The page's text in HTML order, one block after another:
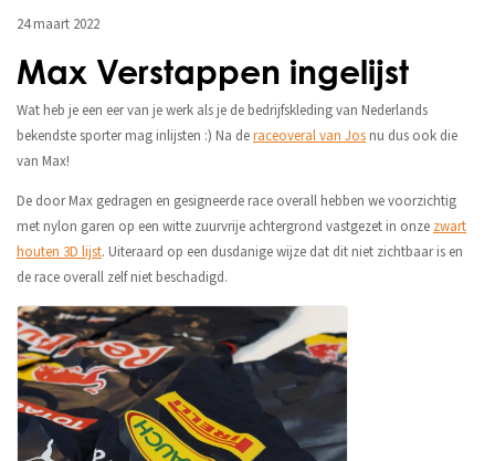
24 maart 2022
Max Verstappen ingelijst
Wat heb je een eer van je werk als je de bedrijfskleding van Nederlands
bekendste sporter mag inlijsten :) Na deraceoveral van Josnu dus ook die
van Max!
De door Max gedragen en gesigneerde race overall hebben we voorzichtig
met nylon garen op een witte zuurvrije achtergrond vastgezet in onze zwart
houten 3D lijst. Uiteraard op een dusdanige wijze dat dit niet zichtbaar is en
de race overall zelf niet beschadigd.